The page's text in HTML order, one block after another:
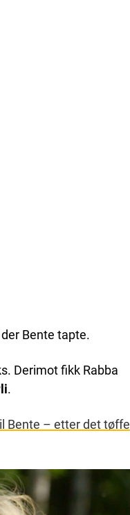
Bente tapte.
Derimot fikk Rabba
.
Bente – etter det tøffe